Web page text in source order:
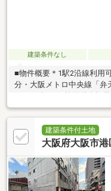
建築条件なし
■物件概要＊1駅2沿線利用
分・大阪メトロ中央線「弁
地ではありません。■周
歩6分 約480ｍ＊ローソ
港波除郵便局 徒歩2分 約
7分 約491ｍ＊波除小学
建築条件付土地
大阪府大阪市